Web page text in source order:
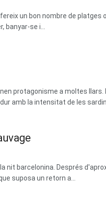
un bon nombre de platges
se i...
protagonisme a moltes
amb la intensitat de les
nit barcelonina. Després
suposa un retorn a...